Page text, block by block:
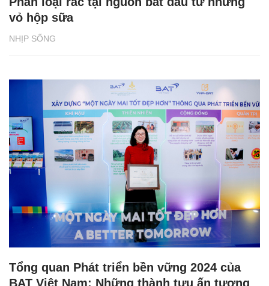
NHỊP SỐNG
vỏ hộp sữa
Tổng quan Phát triển bền vững 2024 của
BAT Việt Nam: Những thành tựu ấn tượng